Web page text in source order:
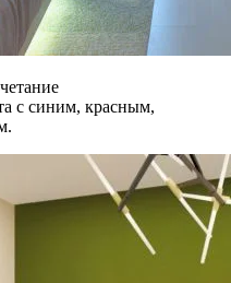
с синим, красным,